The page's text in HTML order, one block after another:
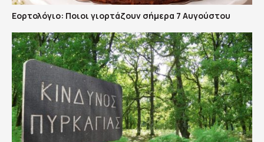
Εορτολόγιο: Ποιοι γιορτάζουν σήμερα 7 Αυγούστου